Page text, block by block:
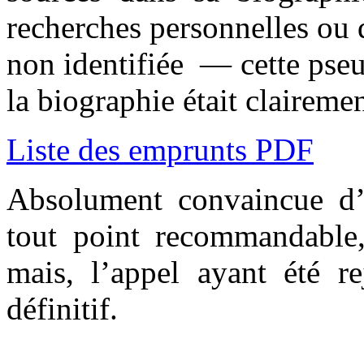
recherches personnelles
non identifiée — cette
la biographie était
Liste des emprunts PDF
Absolument convaincue
tout point
mais, l’appel ayant été
définitif.